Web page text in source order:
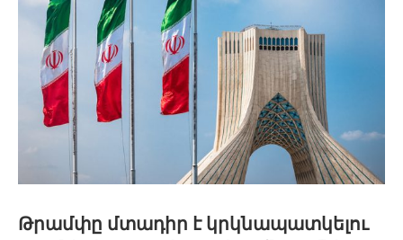
Թրամփը մտադիր է կրկնապատկելու